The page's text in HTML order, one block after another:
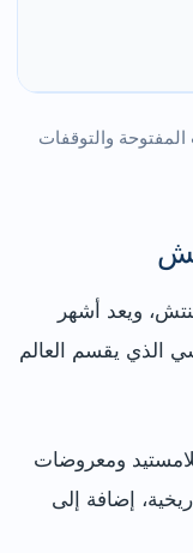
المفتوحة والتوقفات
ويعد أشهر
الذي يقسم العالم
ومعروضات
إضافة إلى